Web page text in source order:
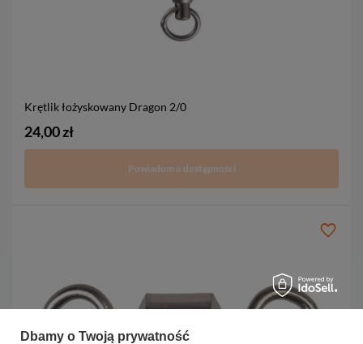
Krętlik łożyskowany Dragon 2/0
24,00 zł
Powiadom o dostępności
Dbamy o Twoją prywatność